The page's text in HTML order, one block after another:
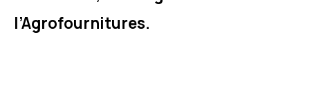
l’Agrofournitures.